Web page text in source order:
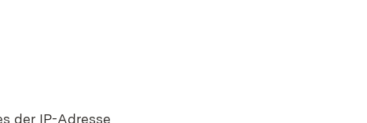
der IP-Adresse